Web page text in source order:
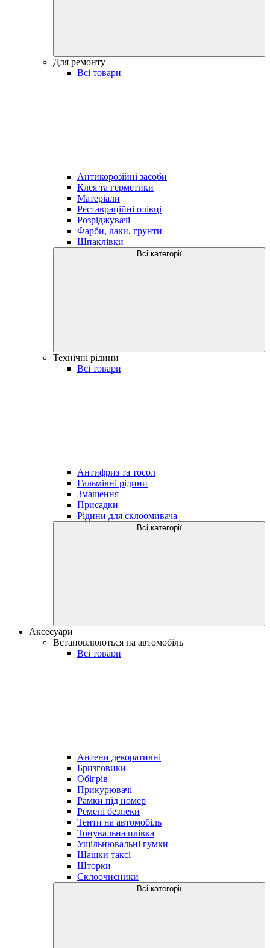
Для ремонту
Всі товари
Антикорозійні засоби
Клея та герметики
Матеріали
Реставраційні олівці
Розріджувачі
Фарби, лаки, грунти
Шпаклівки
Всі категорії
Технічні рідини
Всі товари
Антифриз та тосол
Гальмівні рідини
Змащення
Присадки
Рідини для склоомивача
Всі категорії
Аксесуари
Встановлюються на автомобіль
Всі товари
Антени декоративні
Бризговики
Обігрів
Прикурювачі
Рамки під номер
Ремені безпеки
Тенти на автомобіль
Тонувальна плівка
Ущільнювальні гумки
Шашки таксі
Шторки
Склоочисники
Всі категорії